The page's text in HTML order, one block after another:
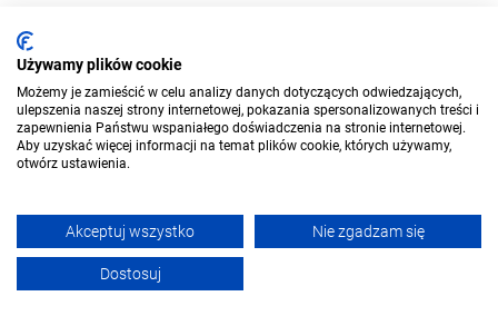
Używamy plików cookie
Możemy je zamieścić w celu analizy danych dotyczących odwiedzających,
ulepszenia naszej strony internetowej, pokazania spersonalizowanych treści i
zapewnienia Państwu wspaniałego doświadczenia na stronie internetowej.
Aby uzyskać więcej informacji na temat plików cookie, których używamy,
otwórz ustawienia.
Akceptuj wszystko Nie zgadzam się
Dostosuj